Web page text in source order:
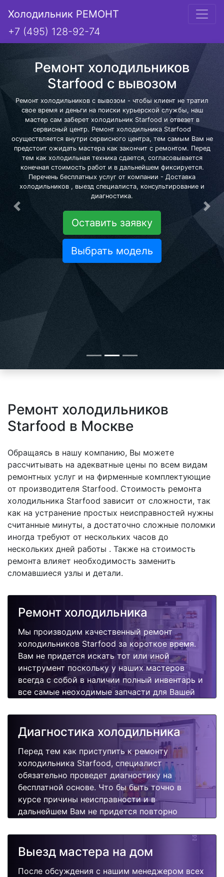
Холодильник РЕМОНТ
+7 (495) 128-92-74
Ремонт холодильников
Starfood с вывозом
Ремонт холодильников с вывозом - чтобы клиент не тратил
свое время и деньги на поиски курьерской службы, наш
мастер сам заберет холодильник Starfood и отвезет в
сервисный центр. Ремонт холодильника Starfood
осуществляется внутри сервисного центра, тем самым Вам не
предстоит ожидать мастера как закончит с ремонтом. Перед
тем как холодильная техника сдается, согласовывается
конечная стоимость работ и в дальнейшем фиксируется.
Перечень бесплатных услуг от компании - Доставка
холодильников , выезд специалиста, консультирование и
диагностика.
Оставить заявку
Выбрать модель
Предыдущая
Ремонт холодильников
Starfood в Москве
Обращаясь в нашу компанию, Вы можете
рассчитывать на адекватные цены по всем видам
ремонтных услуг и на фирменные комплектующие
от производителя Starfood. Стоимость ремонта
холодильника Starfood зависит от сложности, так
как на устранение простых неисправностей нужны
считанные минуты, а достаточно сложные поломки
иногда требуют от нескольких часов до
нескольких дней работы . Также на стоимость
ремонта влияет необходимость заменить
сломавшиеся узлы и детали.
Ремонт холодильника
Мы производим качественный ремонт
холодильников Starfood за короткое время.
Вам не придется искать тот или иной
инструмент поскольку у наших мастеров
всегда с собой в наличии полный инвентарь и
все самые неоходимые запчасти для Вашей
качественно и недорого.
Диагностика холодильника
Перед тем как приступить к ремонту
холодильника Starfood, специалист
обязательно проведет диагностику на
бесплатной основе. Что бы быть точно в
курсе причины неисправности и в
дальнейшем Вам не придется повторно
поломок.
Выезд мастера на дом
После обсуждения с нашим менеджером всех